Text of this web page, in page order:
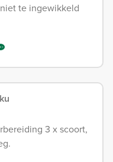
te ingewikkeld
3 x scoort,